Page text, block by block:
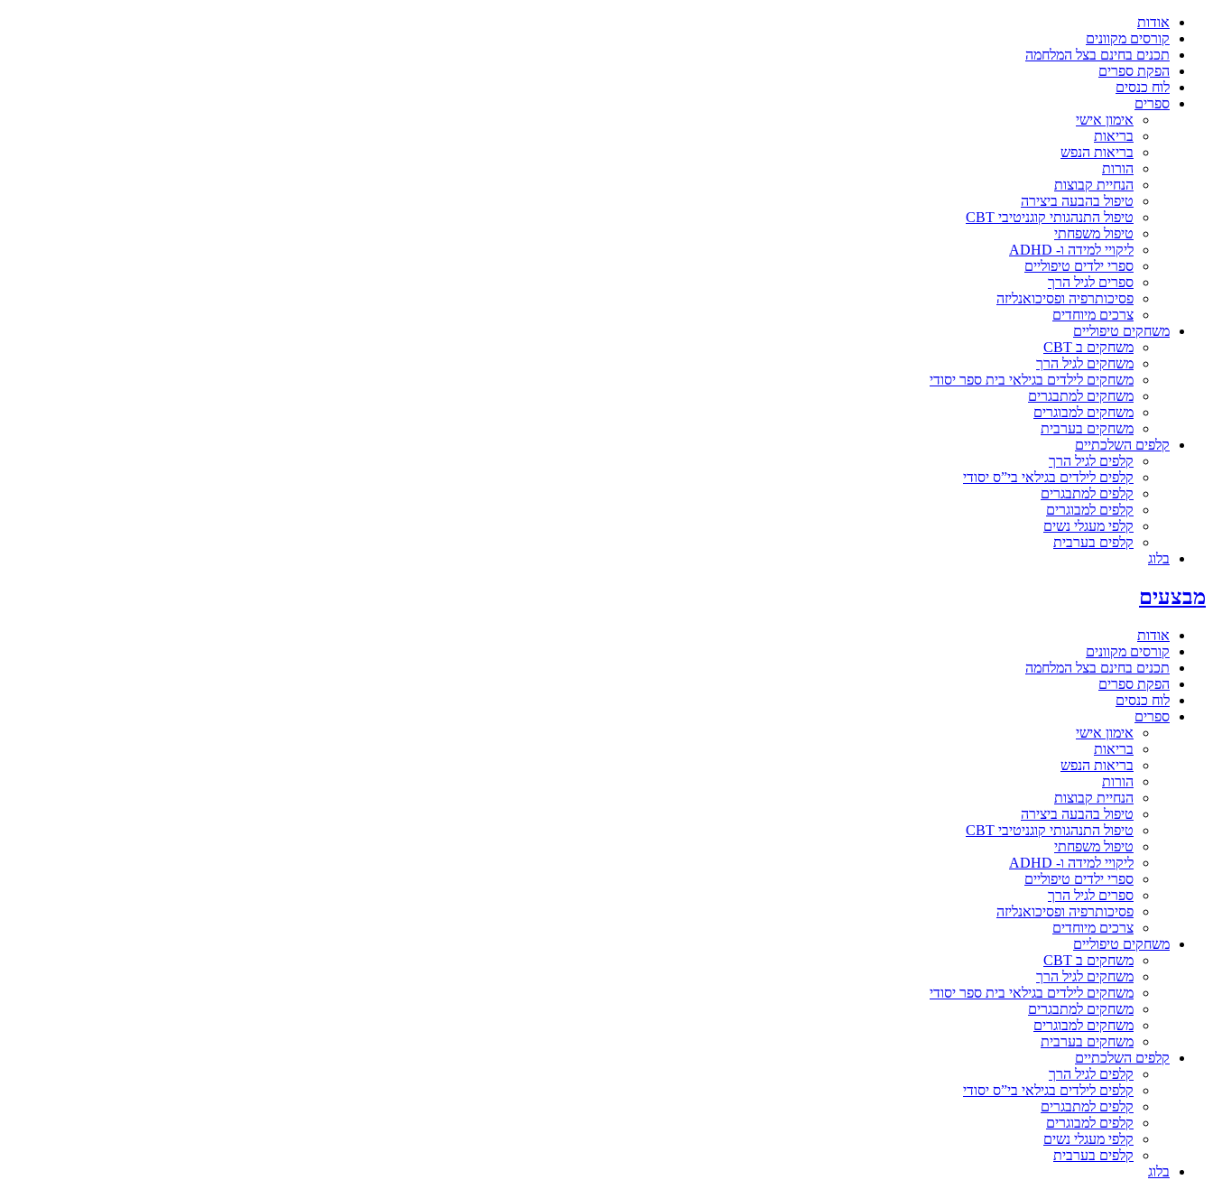
אודות
קורסים מקוונים
תכנים בחינם בצל המלחמה
הפקת ספרים
לוח כנסים
ספרים
אימון אישי
בריאות
בריאות הנפש
הורות
הנחיית קבוצות
טיפול בהבעה ביצירה
טיפול התנהגותי קוגניטיבי CBT
טיפול משפחתי
ליקויי למידה ו- ADHD
ספרי ילדים טיפוליים
ספרים לגיל הרך
פסיכותרפיה ופסיכואנליזה
צרכים מיוחדים
משחקים טיפוליים
משחקים ב CBT
משחקים לגיל הרך
משחקים לילדים בגילאי בית ספר יסודי
משחקים למתבגרים
משחקים למבוגרים
משחקים בערבית
קלפים השלכתיים
קלפים לגיל הרך
קלפים לילדים בגילאי בי”ס יסודי
קלפים למתבגרים
קלפים למבוגרים
קלפי מעגלי נשים
קלפים בערבית
בלוג
מבצעים
אודות
קורסים מקוונים
תכנים בחינם בצל המלחמה
הפקת ספרים
לוח כנסים
ספרים
אימון אישי
בריאות
בריאות הנפש
הורות
הנחיית קבוצות
טיפול בהבעה ביצירה
טיפול התנהגותי קוגניטיבי CBT
טיפול משפחתי
ליקויי למידה ו- ADHD
ספרי ילדים טיפוליים
ספרים לגיל הרך
פסיכותרפיה ופסיכואנליזה
צרכים מיוחדים
משחקים טיפוליים
משחקים ב CBT
משחקים לגיל הרך
משחקים לילדים בגילאי בית ספר יסודי
משחקים למתבגרים
משחקים למבוגרים
משחקים בערבית
קלפים השלכתיים
קלפים לגיל הרך
קלפים לילדים בגילאי בי”ס יסודי
קלפים למתבגרים
קלפים למבוגרים
קלפי מעגלי נשים
קלפים בערבית
בלוג